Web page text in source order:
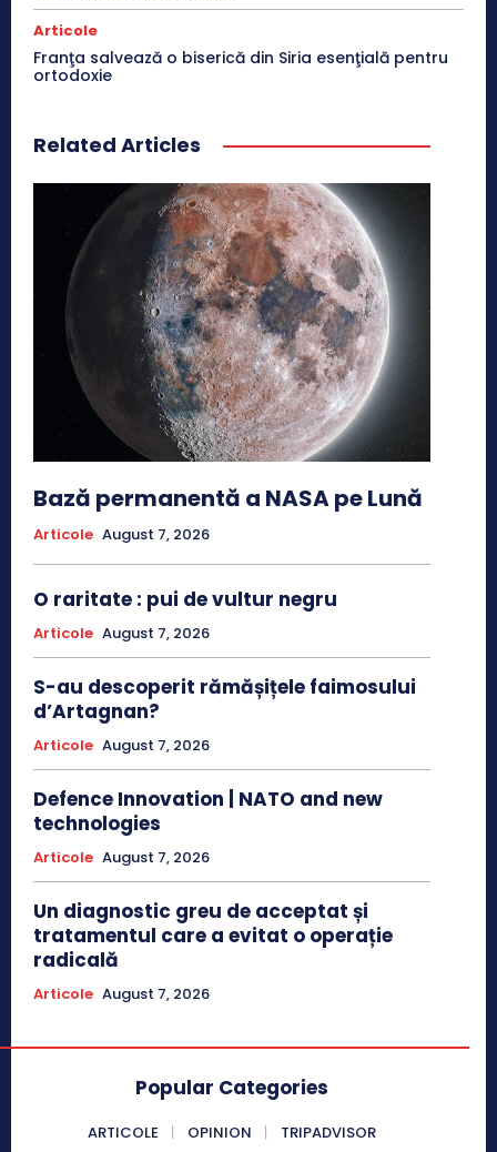
Articole
Franţa salvează o biserică din Siria esenţială pentru
ortodoxie
Related Articles
Bază permanentă a NASA pe Lună
Articole August 7, 2026
O raritate : pui de vultur negru
Articole August 7, 2026
S-au descoperit rămășițele faimosului
d’Artagnan?
Articole August 7, 2026
Defence Innovation | NATO and new
technologies
Articole August 7, 2026
Un diagnostic greu de acceptat și
tratamentul care a evitat o operație
radicală
Articole August 7, 2026
Popular Categories
ARTICOLE OPINION TRIPADVISOR